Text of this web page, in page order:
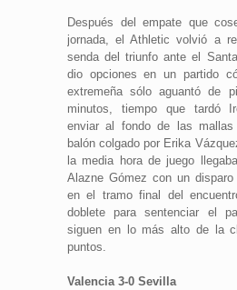
Después del empate que
jornada, el Athletic volvió a
senda del triunfo ante el
dio opciones en un partido
extremeña sólo aguantó de
minutos, tiempo que tardó
enviar al fondo de las
balón colgado por Erika
la media hora de juego
Alazne Gómez con un
en el tramo final del
doblete para sentenciar el
siguen en lo más alto de la
puntos.
Valencia 3-0 Sevilla